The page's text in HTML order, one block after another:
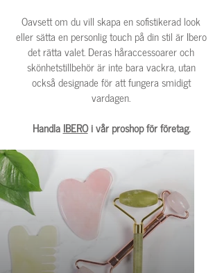
Oavsett om du vill skapa en sofistikerad look
eller sätta en personlig touch på din stil är Ibero
det rätta valet. Deras håraccessoarer och
skönhetstillbehör är inte bara vackra, utan
också designade för att fungera smidigt
vardagen.
Handla IBEROi vår proshop för företag.